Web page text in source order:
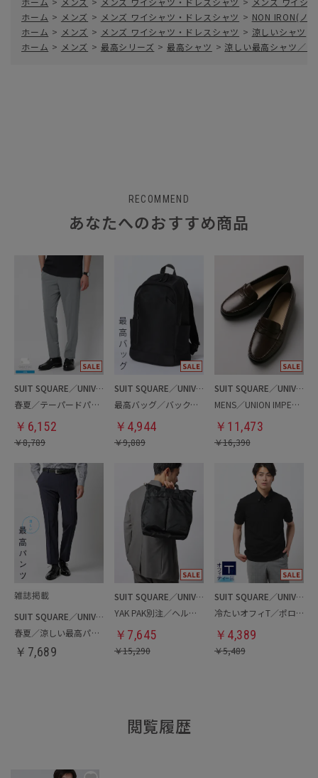
ホーム > メンズ > メンズ ワイシャツ・ドレスシャツ > NON IRON(ノ
ホーム > メンズ > メンズ ワイシャツ・ドレスシャツ > 涼しいシャツ
ホーム > メンズ > 最高シリーズ > 最高シャツ > 涼しい最高シャツ／
RECOMMEND
あなたへのおすすめ商品
SUIT SQUARE／UNIVERSAL LANGUAGE
春夏／テーパードパンツ
￥ 6,152
￥8,789
SUIT SQUARE／UNIVERSAL LANGUAGE
最高バッグ／バックパック
￥ 4,944
￥9,889
SUIT SQUARE／UNIVERSAL LANGUAGE
MENS／UNION IMPERIAL監修／コインローファー
￥ 11,473
￥16,390
SUIT SQUARE／UNIVERSAL LANGUAGE
春夏／涼しい最高パンツ
￥ 7,689
SUIT SQUARE／UNIVERSAL LANGUAGE
YAK PAK別注／ヘルメットバッグ
￥ 7,645
￥15,290
SUIT SQUARE／UNIVERSAL LANGUAGE
冷たいオフィT／ポロシャツ
￥ 4,389
￥5,489
閲覧履歴